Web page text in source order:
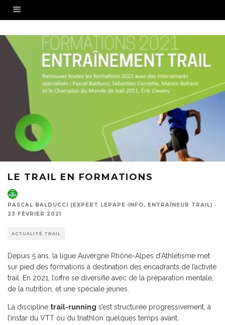
LE TRAIL EN FORMATIONS
PASCAL BALDUCCI (EXPERT LEPAPE-INFO, ENTRAÎNEUR TRAIL) ·
23 FÉVRIER 2021
ACTUALITÉ TRAIL
Depuis 5 ans, la ligue Auvergne Rhône-Alpes d’Athlétisme met
sur pied des formations à destination des encadrants de l’activité
trail. En 2021, l’offre se diversifie avec de la préparation mentale,
de la nutrition, et une spéciale jeunes.
La discipline trail-running s’est structurée progressivement, à
l’instar du VTT ou du triathlon quelques temps avant.